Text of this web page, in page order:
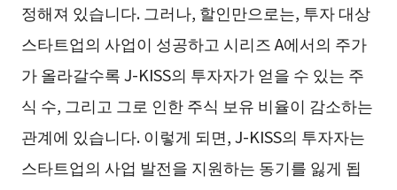
정해져 있습니다. 그러나, 할인만으로는, 투자 대상
스타트업의 사업이 성공하고 시리즈 A에서의 주가
가 올라갈수록 J-KISS의 투자자가 얻을 수 있는 주
식 수, 그리고 그로 인한 주식 보유 비율이 감소하는
관계에 있습니다. 이렇게 되면, J-KISS의 투자자는
스타트업의 사업 발전을 지원하는 동기를 잃게 됩